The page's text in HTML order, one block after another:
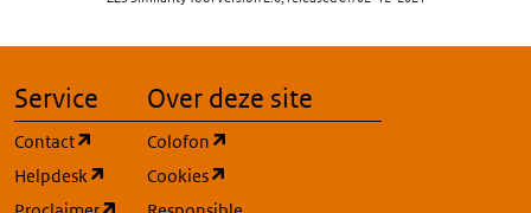
Service
Contact
(opent in een nieuw tabblad)
Helpdesk
(opent in een nieuw tabblad)
Over deze site
Colofon
Cookies